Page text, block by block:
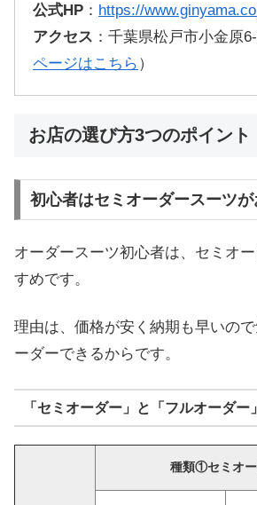
公式HP ： https://
アクセス ：千葉県松戸市小金原
ページはこちら ）
お店の選び方3つのポイント
初心者はセミオーダースーツ
オーダースーツ初心者は、セミオ
すめです。
理由は、価格が安く納期も早いの
ーダーできるからです。
「セミオーダー」と「フルオーダー
種類①セミオ